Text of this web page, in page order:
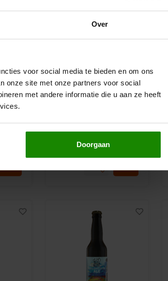
Over
voor social media te bieden en om ons
onze site met onze partners voor social
met andere informatie die u aan ze heeft
Doorgaan
Op voorraad
Pilsener 2,8% 33cl -
Glutenvrij
565 gram